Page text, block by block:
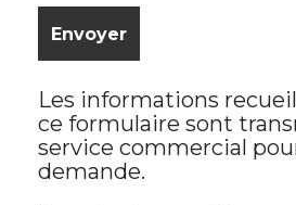
Les informations
ce formulaire sont
service commercial
demande.